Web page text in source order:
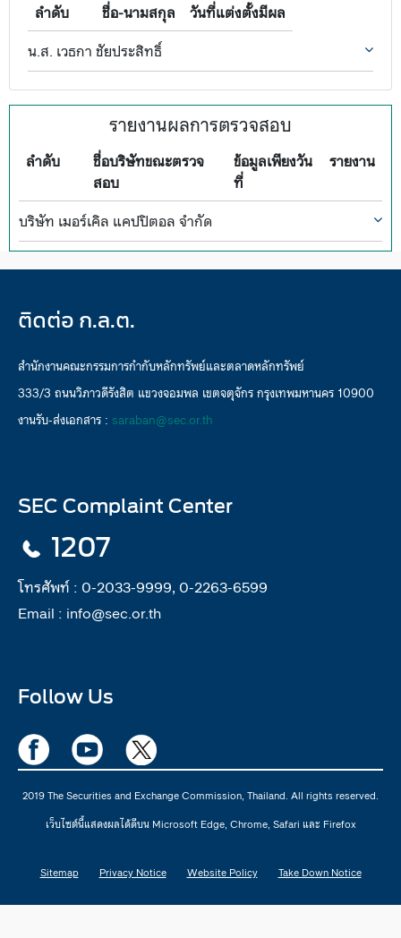
ลำดับ ชื่อ-นามสกุล
วันที่แต่งตั้งมีผล
น.ส. เวธกา ชัยประสิทธิ์
รายงานผลการตรวจสอบ
ลำดับ
ชื่อบริษัทขณะตรวจ
สอบ
ข้อมูลเพียงวัน
ที่
รายงาน
บริษัท เมอร์เคิล แคปปิตอล จำกัด
ติดต่อ ก.ล.ต.
สำนักงานคณะกรรมการกำกับหลักทรัพย์และตลาดหลักทรัพย์
333/3 ถนนวิภาวดีรังสิต แขวงจอมพล เขตจตุจักร กรุงเทพมหานคร 10900
งานรับ-ส่งเอกสาร : saraban@sec.or.th
SEC Complaint Center
1207
โทรศัพท์ : 0-2033-9999, 0-2263-6599
Email : info@sec.or.th
Follow Us
2019 The Securities and Exchange Commission, Thailand. All rights reserved.
เว็บไซต์นี้แสดงผลได้ดีบน Microsoft Edge, Chrome, Safari และ Firefox
Sitemap Privacy Notice Website Policy Take Down Notice